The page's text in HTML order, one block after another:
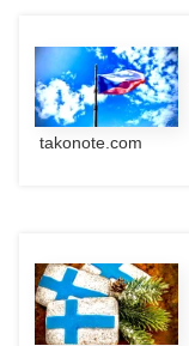
takonote.com